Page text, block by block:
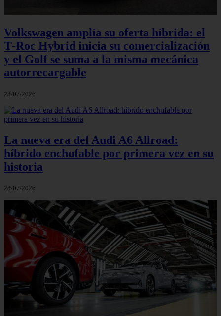
Volkswagen amplía su oferta híbrida: el
T‑Roc Hybrid inicia su comercialización
y el Golf se suma a la misma mecánica
autorrecargable
28/07/2026
La nueva era del Audi A6 Allroad:
híbrido enchufable por primera vez en su
historia
28/07/2026